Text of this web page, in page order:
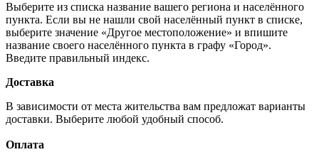
Выберите из списка название вашего региона и населённого
пункта. Если вы не нашли свой населённый пункт в списке,
выберите значение «Другое местоположение» и впишите
название своего населённого пункта в графу «Город».
Введите правильный индекс.
Доставка
В зависимости от места жительства вам предложат варианты
доставки. Выберите любой удобный способ.
Оплата